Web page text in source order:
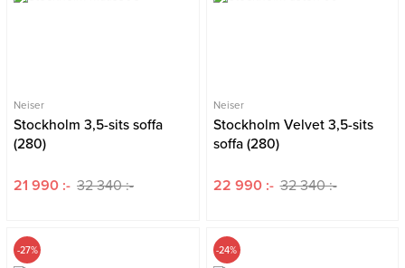
Neiser
Stockholm 3,5-sits soffa
(280)
21 990 :- 32 340 :-
Neiser
Stockholm Velvet 3,5-sits
soffa (280)
22 990 :- 32 340 :-
-27% -24%